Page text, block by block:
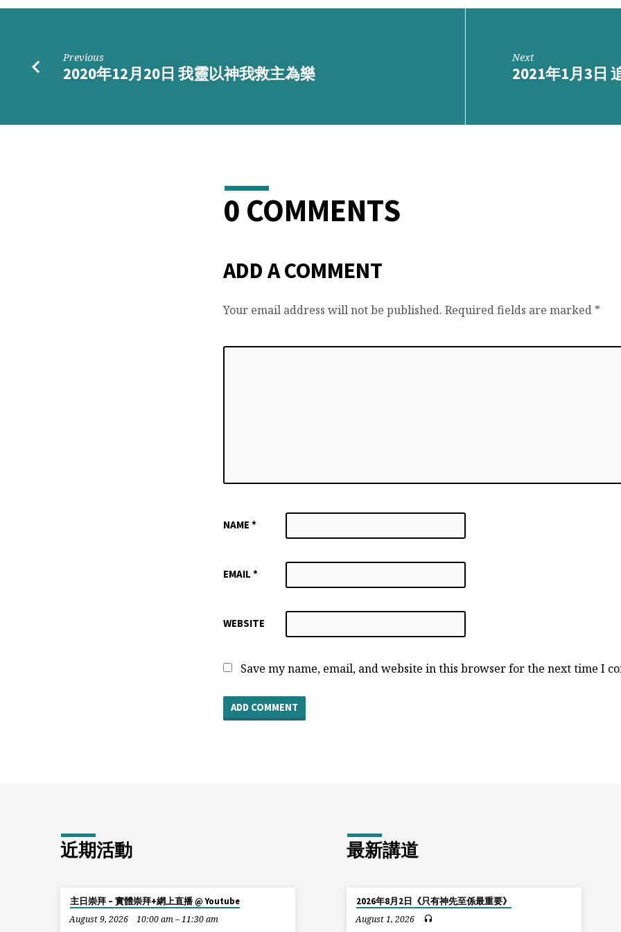
Previous
2020年12月20日 我靈以神我救主為樂
Next
2021年1月3日
0 COMMENTS
ADD A COMMENT
Your email address will not be published. Required fields are marked *
NAME *
EMAIL *
WEBSITE
Save my name, email, and website in this browser for the next time I
近期活動
主日崇拜 – 實體崇拜+網上直播 @ Youtube
August 9, 2026
10:00 am – 11:30 am
最新講道
2026年8月2日《只有神先至係最重要》
August 1, 2026